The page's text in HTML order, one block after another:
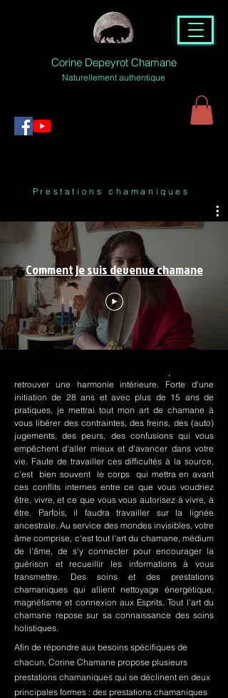
Corine Depeyrot Chamane
Naturellement authentique
Prestations chamaniques
Comment je suis devenue chamane
retrouver une harmonie intérieure. Forte d'une
initiation de 28 ans et avec plus de 15 ans de
pratiques, je mettrai tout mon art de chamane à
vous libérer des contraintes, des freins, des (auto)
jugements, des peurs, des confusions qui vous
empêchent d'aller mieux et d'avancer dans votre
vie. Faute de travailler ces difficultés à la source,
c'est bien souvent le corps qui mettra en avant
ces conflits internes entre ce que vous voudriez
être, vivre, et ce que vous vous autorisez à vivre, à
être. Parfois, il faudra travailler sur la lignée
ancestrale. Au service des mondes invisibles, votre
âme comprise, c'est tout l'art du chamane, médium
de l'âme, de s'y connecter pour encourager la
guérison et recueillir les informations à vous
transmettre. Des soins et des prestations
chamaniques qui allient nettoyage énergétique,
magnétisme et connexion aux Esprits. Tout l'art du
chamane repose sur sa connaissance des soins
holistiques.
Afin de répondre aux besoins spécifiques de
chacun, Corine Chamane propose plusieurs
prestations chamaniques qui se déclinent en deux
principales formes : des prestations chamaniques